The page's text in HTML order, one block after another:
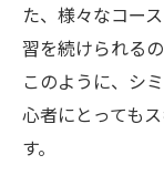
た、様々なコー
習を続けられる
このように、シ
心者にとっても
す。